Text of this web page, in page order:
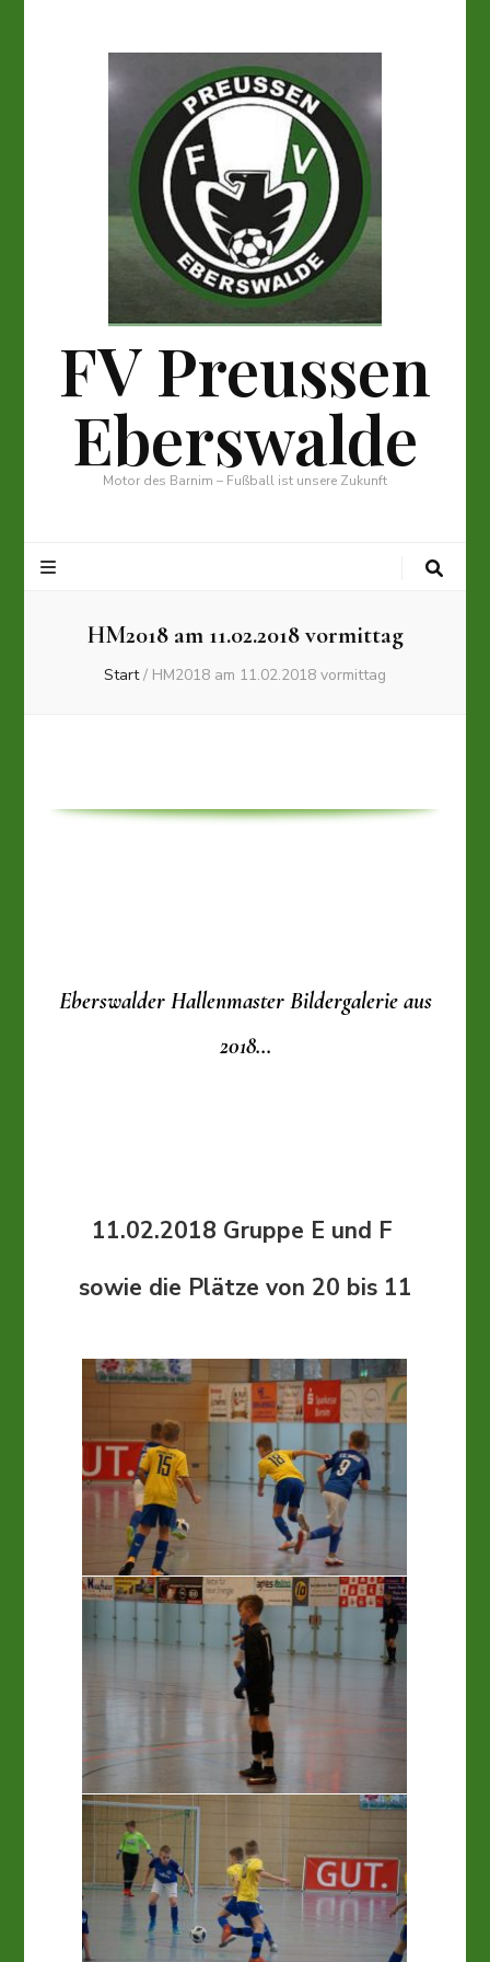
FV Preussen
Eberswalde
Motor des Barnim – Fußball ist unsere Zukunft
HM2018 am 11.02.2018 vormittag
Start / HM2018 am 11.02.2018 vormittag
Eberswalder Hallenmaster Bildergalerie aus
2018…
11.02.2018 Gruppe E und F
sowie die Plätze von 20 bis 11